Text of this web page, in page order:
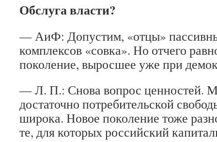
Обслуга власти?
— АиФ: Допустим, «отцы»
комплексов «совка». Но отчего
поколение, выросшее уже при
— Л. П.: Снова вопрос ценностей.
достаточно потребительской
широка. Новое поколение тоже
те, для которых российский